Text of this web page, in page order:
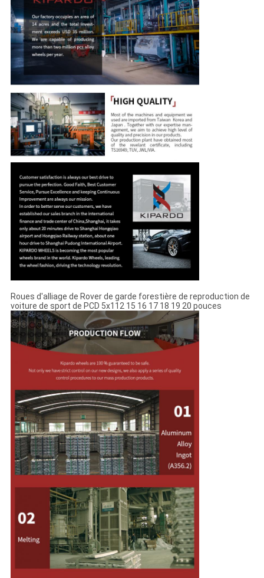
Roues d'alliage de Rover de garde forestière de reproduction de
voiture de sport de PCD 5x112 15 16 17 18 19 20 pouces